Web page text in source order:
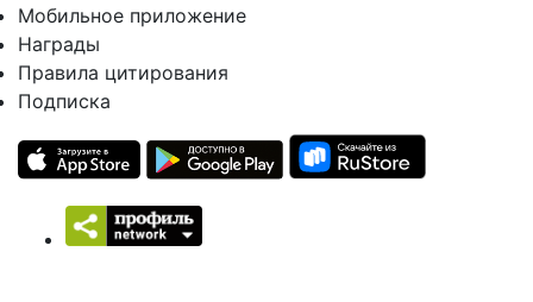
Мобильное приложение
Награды
Правила цитирования
Подписка